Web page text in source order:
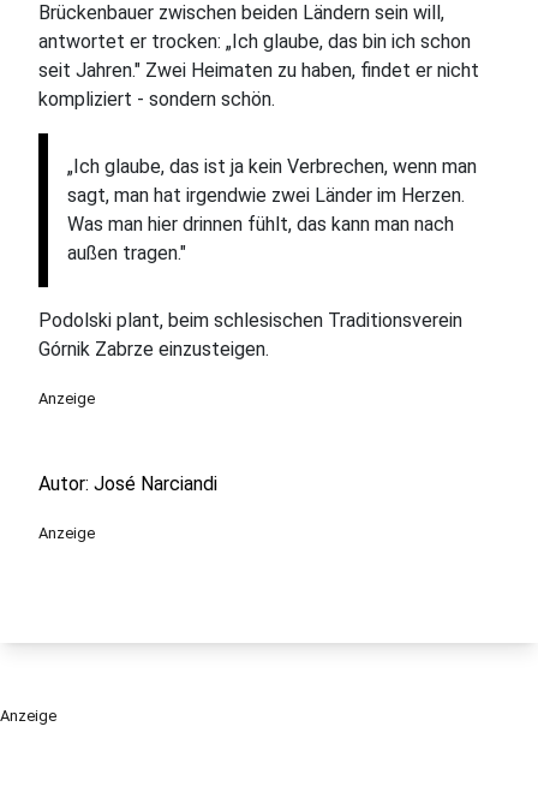
Brückenbauer zwischen beiden Ländern sein will,
antwortet er trocken: „Ich glaube, das bin ich schon
seit Jahren." Zwei Heimaten zu haben, findet er nicht
kompliziert - sondern schön.
„Ich glaube, das ist ja kein Verbrechen, wenn man
sagt, man hat irgendwie zwei Länder im Herzen.
Was man hier drinnen fühlt, das kann man nach
außen tragen."
Podolski plant, beim schlesischen Traditionsverein
Górnik Zabrze einzusteigen.
Anzeige
Autor: José Narciandi
Anzeige
Anzeige